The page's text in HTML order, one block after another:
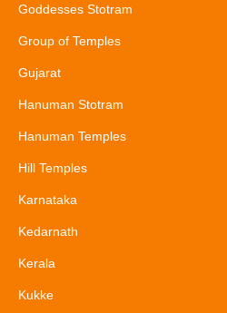
Goddesses Stotram
Group of Temples
Gujarat
Hanuman Stotram
Hanuman Temples
Hill Temples
Karnataka
Kedarnath
Kerala
Kukke